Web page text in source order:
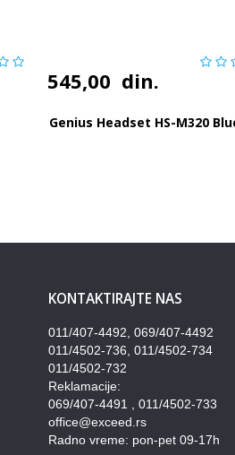
545,00 din.
Genius Headset HS-M320
KONTAKTIRAJTE NAS
011/407-4492, 069/407-4492
011/4502-736, 011/4502-734
011/4502-732
Reklamacije:
069/407-4491 , 011/4502-733
office@exceed.rs
Radno vreme: pon-pet 09-17h